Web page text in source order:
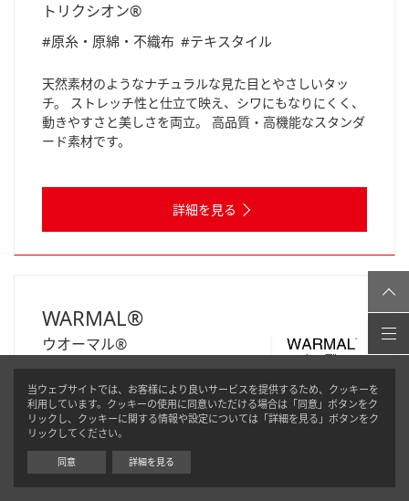
トリクシオン®
#原糸・原綿・不織布 #テキスタイル
天然素材のようなナチュラルな見た目とやさしいタッ
チ。 ストレッチ性と仕立て映え、シワにもなりにくく、
動きやすさと美しさを両立。 高品質・高機能なスタンダ
ード素材です。
詳細を見る
WARMAL®
ウオーマル®
#原糸・原綿・不織布
「珪酸ジルコニウム系セラミック」を繊維外層部に練り
込んだ保温性のある中綿素材です。体から放出される遠
赤外線を素早く吸収し再放出するため、暖かさが体を包
み込みます。
当ウェブサイトでは、お客様により良いサービスを提供するため、クッキーを
利用しています。クッキーの使用に同意いただける場合は「同意」ボタンをク
リックし、クッキーに関する情報や設定については「詳細を見る」ボタンをク
リックしてください。
同意 詳細を見る